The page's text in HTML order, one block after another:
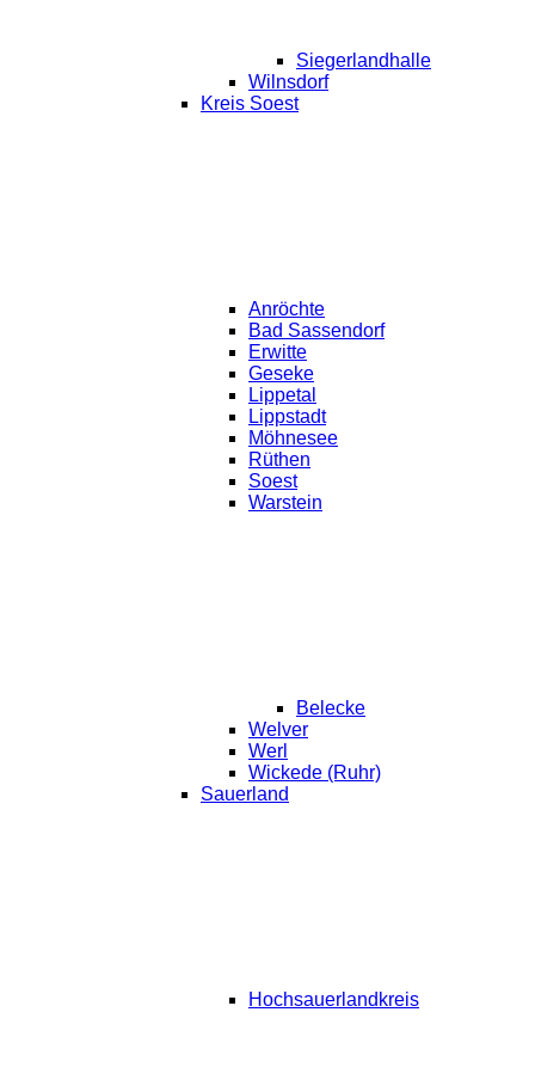
Siegerlandhalle
Wilnsdorf
Kreis Soest
Anröchte
Bad Sassendorf
Erwitte
Geseke
Lippetal
Lippstadt
Möhnesee
Rüthen
Soest
Warstein
Belecke
Welver
Werl
Wickede (Ruhr)
Sauerland
Hochsauerlandkreis